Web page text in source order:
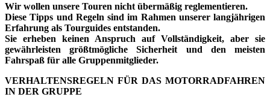
Wir wollen unsere Touren nicht übermäßig reglementieren.
Diese Tipps und Regeln sind im Rahmen unserer langjährigen
Erfahrung als Tourguides entstanden.
Sie erheben keinen Anspruch auf Vollständigkeit, aber sie
gewährleisten größtmögliche Sicherheit und den meisten
Fahrspaß für alle Gruppenmitglieder.
VERHALTENSREGELN FÜR DAS MOTORRADFAHREN
IN DER GRUPPE